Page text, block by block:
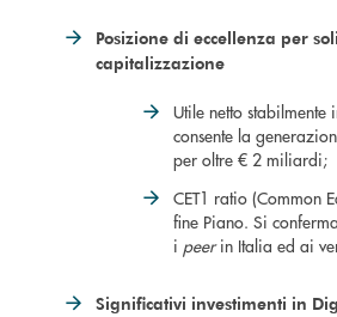
Posizione di eccellenza per
capitalizzazione
Utile netto
consente la
per oltre € 2 miliardi;
CET1 ratio (Common
fine Piano. Si
i peerin Italia ed ai
Significativi investimenti in